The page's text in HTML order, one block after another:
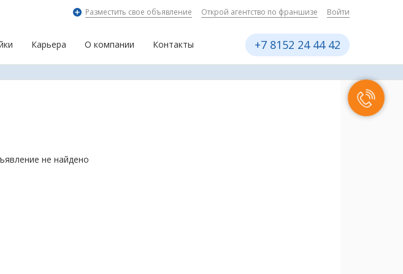
Разместить свое объявление Открой агентство по франшизе Войти
Карьера О компании Контакты +7 8152 24 44 42
не найдено